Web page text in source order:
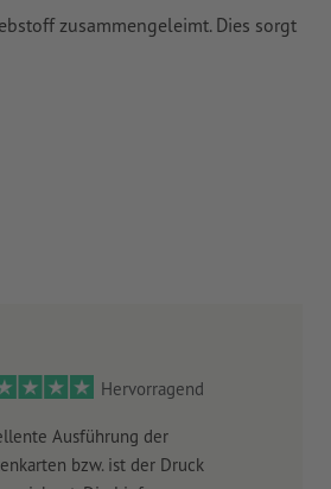
zusammengeleimt. Dies sorgt
Hervorragend
Ausführung der
bzw. ist der Druck